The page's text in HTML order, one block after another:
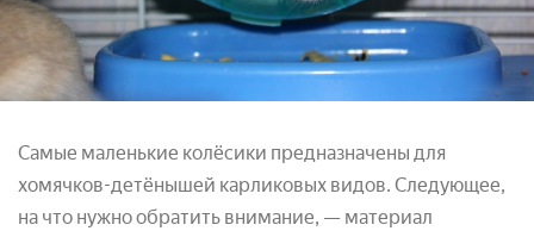
Самые маленькие колёсики предназначены для
хомячков-детёнышей карликовых видов. Следующее,
на что нужно обратить внимание, — материал